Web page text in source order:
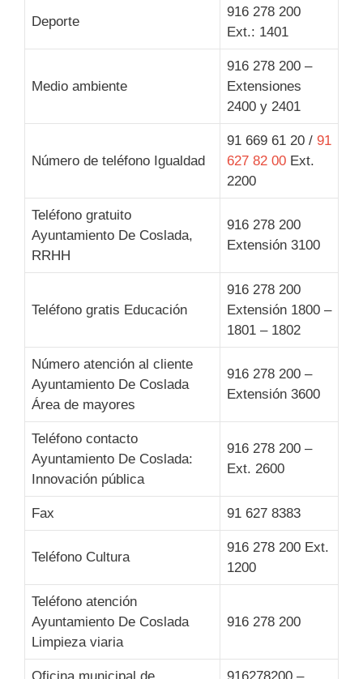
Deporte
916 278 200
Ext.: 1401
Medio ambiente
916 278 200 –
Extensiones
2400 y 2401
Número de teléfono Igualdad
91 669 61 20 / 91
627 82 00 Ext.
2200
Teléfono gratuito
Ayuntamiento De Coslada,
RRHH
916 278 200
Extensión 3100
Teléfono gratis Educación
916 278 200
Extensión 1800 –
1801 – 1802
Número atención al cliente
Ayuntamiento De Coslada
Área de mayores
916 278 200 –
Extensión 3600
Teléfono contacto
Ayuntamiento De Coslada:
Innovación pública
916 278 200 –
Ext. 2600
Fax 91 627 8383
Teléfono Cultura
916 278 200 Ext.
1200
Teléfono atención
Ayuntamiento De Coslada
Limpieza viaria
916 278 200